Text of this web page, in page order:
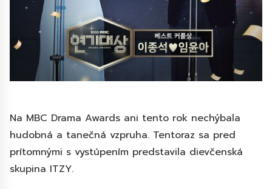
Na MBC Drama Awards ani tento rok nechýbala
hudobná a tanečná vzpruha. Tentoraz sa pred
prítomnými s vystúpením predstavila dievčenská
skupina ITZY.